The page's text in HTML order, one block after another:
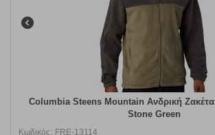
Columbia Steens Mountain Ανδρική
Stone Green
Κωδικός: FRE-13114